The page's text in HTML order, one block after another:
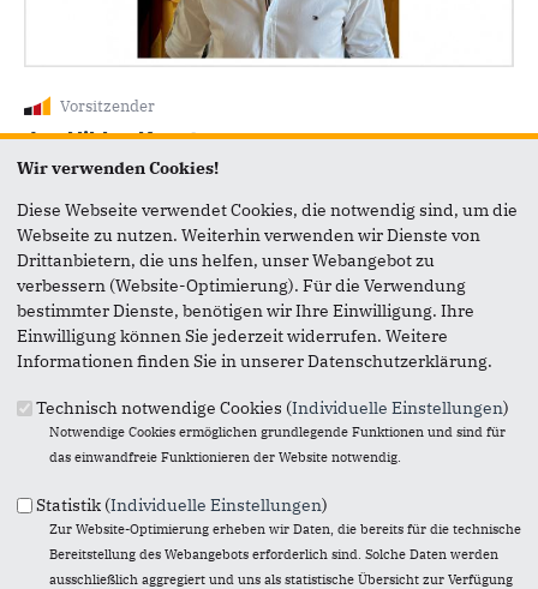
Vorsitzender
Jan Niklas Kreutz
Stellvertretender Vorsitzender
Maximilian Görg
Wir verwenden Cookies!
Diese Webseite verwendet Cookies, die notwendig sind, um die
Webseite zu nutzen. Weiterhin verwenden wir Dienste von
Drittanbietern, die uns helfen, unser Webangebot zu
verbessern (Website-Optimierung). Für die Verwendung
bestimmter Dienste, benötigen wir Ihre Einwilligung. Ihre
Einwilligung können Sie jederzeit widerrufen. Weitere
Informationen finden Sie in unserer Datenschutzerklärung.
Technisch notwendige Cookies (Individuelle Einstellungen)
Notwendige Cookies ermöglichen grundlegende Funktionen und sind für
das einwandfreie Funktionieren der Website notwendig.
Statistik (Individuelle Einstellungen)
Zur Website-Optimierung erheben wir Daten, die bereits für die technische
Bereitstellung des Webangebots erforderlich sind. Solche Daten werden
ausschließlich aggregiert und uns als statistische Übersicht zur Verfügung